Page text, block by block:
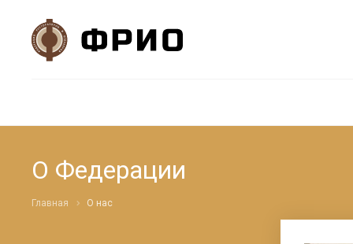
О Федерации
Главная О нас